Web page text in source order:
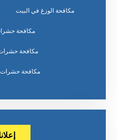
مكافحة الوزغ في البيت
مكافحة
مكافحة
مكافحة حشرات